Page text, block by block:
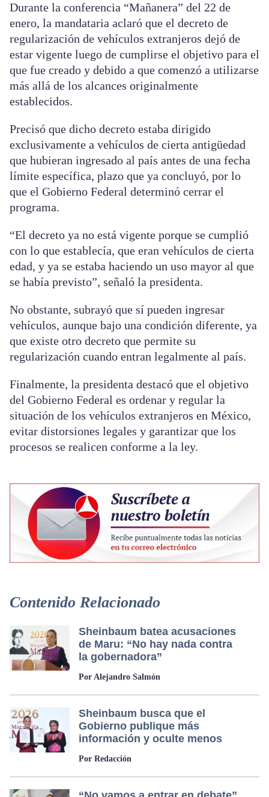
Durante la conferencia “Mañanera” del 22 de
enero, la mandataria aclaró que el decreto de
regularización de vehículos extranjeros dejó de
estar vigente luego de cumplirse el objetivo para el
que fue creado y debido a que comenzó a utilizarse
más allá de los alcances originalmente
establecidos.
Precisó que dicho decreto estaba dirigido
exclusivamente a vehículos de cierta antigüedad
que hubieran ingresado al país antes de una fecha
límite específica, plazo que ya concluyó, por lo
que el Gobierno Federal determinó cerrar el
programa.
“El decreto ya no está vigente porque se cumplió
con lo que establecía, que eran vehículos de cierta
edad, y ya se estaba haciendo un uso mayor al que
se había previsto”, señaló la presidenta.
No obstante, subrayó que sí pueden ingresar
vehículos, aunque bajo una condición diferente, ya
que existe otro decreto que permite su
regularización cuando entran legalmente al país.
Finalmente, la presidenta destacó que el objetivo
del Gobierno Federal es ordenar y regular la
situación de los vehículos extranjeros en México,
evitar distorsiones legales y garantizar que los
procesos se realicen conforme a la ley.
Contenido Relacionado
Sheinbaum batea acusaciones
de Maru: “No hay nada contra
la gobernadora”
Por Alejandro Salmón
Sheinbaum busca que el
Gobierno publique más
información y oculte menos
Por Redacción